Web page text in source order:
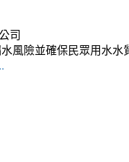
司
風險並確保民眾用水